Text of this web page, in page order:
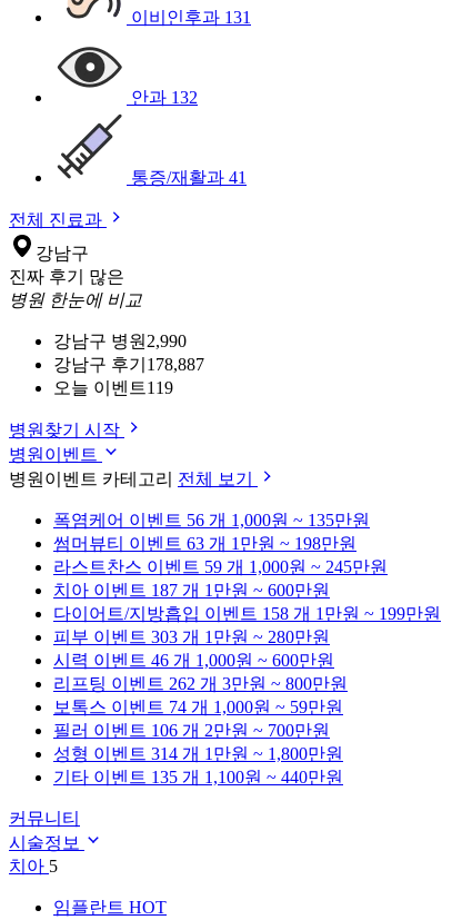
이비인후과 131
안과 132
통증/재활과 41
전체 진료과
강남구
진짜 후기 많은
병원 한눈에 비교
강남구 병원 2,990
강남구 후기 178,887
오늘 이벤트119
병원찾기 시작
병원이벤트
병원이벤트 카테고리 전체 보기
폭염케어 이벤트 56 개 1,000원 ~ 135만원
썸머뷰티 이벤트 63 개 1만원 ~ 198만원
라스트찬스 이벤트 59 개 1,000원 ~ 245만원
치아 이벤트 187 개 1만원 ~ 600만원
다이어트/지방흡입 이벤트 158 개 1만원 ~ 199만원
피부 이벤트 303 개 1만원 ~ 280만원
시력 이벤트 46 개 1,000원 ~ 600만원
리프팅 이벤트 262 개 3만원 ~ 800만원
보톡스 이벤트 74 개 1,000원 ~ 59만원
필러 이벤트 106 개 2만원 ~ 700만원
성형 이벤트 314 개 1만원 ~ 1,800만원
기타 이벤트 135 개 1,100원 ~ 440만원
커뮤니티
시술정보
치아 5
임플란트 HOT